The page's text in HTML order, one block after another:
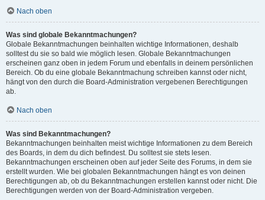
Nach oben
Was sind globale Bekanntmachungen?
Globale Bekanntmachungen beinhalten wichtige Informationen, deshalb
solltest du sie so bald wie möglich lesen. Globale Bekanntmachungen
erscheinen ganz oben in jedem Forum und ebenfalls in deinem persönlichen
Bereich. Ob du eine globale Bekanntmachung schreiben kannst oder nicht,
hängt von den durch die Board-Administration vergebenen Berechtigungen
ab.
Nach oben
Was sind Bekanntmachungen?
Bekanntmachungen beinhalten meist wichtige Informationen zu dem Bereich
des Boards, in dem du dich befindest. Du solltest sie stets lesen.
Bekanntmachungen erscheinen oben auf jeder Seite des Forums, in dem sie
erstellt wurden. Wie bei globalen Bekanntmachungen hängt es von deinen
Berechtigungen ab, ob du Bekanntmachungen erstellen kannst oder nicht. Die
Berechtigungen werden von der Board-Administration vergeben.